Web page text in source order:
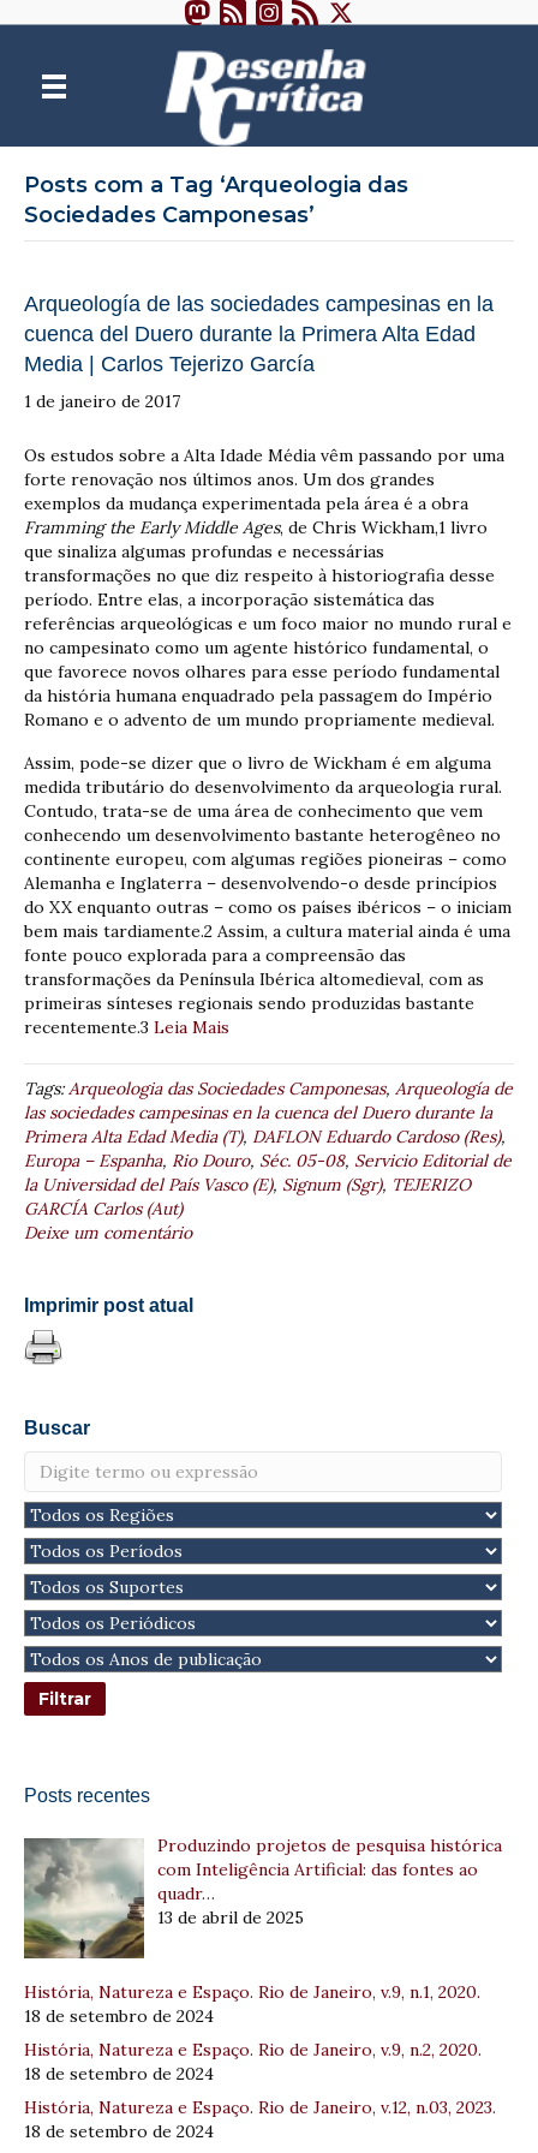
Posts com a Tag ‘Arqueologia das
Sociedades Camponesas’
Arqueología de las sociedades campesinas en la
cuenca del Duero durante la Primera Alta Edad
Media | Carlos Tejerizo García
1 de janeiro de 2017
Os estudos sobre a Alta Idade Média vêm passando por uma
forte renovação nos últimos anos. Um dos grandes
exemplos da mudança experimentada pela área é a obra
Framming the Early Middle Ages, de Chris Wickham,1 livro
que sinaliza algumas profundas e necessárias
transformações no que diz respeito à historiografia desse
período. Entre elas, a incorporação sistemática das
referências arqueológicas e um foco maior no mundo rural e
no campesinato como um agente histórico fundamental, o
que favorece novos olhares para esse período fundamental
da história humana enquadrado pela passagem do Império
Romano e o advento de um mundo propriamente medieval.
Assim, pode-se dizer que o livro de Wickham é em alguma
medida tributário do desenvolvimento da arqueologia rural.
Contudo, trata-se de uma área de conhecimento que vem
conhecendo um desenvolvimento bastante heterogêneo no
continente europeu, com algumas regiões pioneiras – como
Alemanha e Inglaterra – desenvolvendo-o desde princípios
do XX enquanto outras – como os países ibéricos – o iniciam
bem mais tardiamente.2 Assim, a cultura material ainda é uma
fonte pouco explorada para a compreensão das
transformações da Península Ibérica altomedieval, com as
primeiras sínteses regionais sendo produzidas bastante
recentemente.3 Leia Mais
Tags:Arqueologia das Sociedades Camponesas, Arqueología de
las sociedades campesinas en la cuenca del Duero durante la
Primera Alta Edad Media (T), DAFLON Eduardo Cardoso (Res),
Europa – Espanha, Rio Douro, Séc. 05-08, Servicio Editorial de
la Universidad del País Vasco (E), Signum (Sgr), TEJERIZO
GARCÍA Carlos (Aut)
Deixe um comentário
Imprimir post atual
Buscar
Posts recentes
Produzindo projetos de pesquisa histórica
com Inteligência Artificial: das fontes ao
quadr…
13 de abril de 2025
História, Natureza e Espaço. Rio de Janeiro, v.9, n.1, 2020.
18 de setembro de 2024
História, Natureza e Espaço. Rio de Janeiro, v.9, n.2, 2020.
18 de setembro de 2024
História, Natureza e Espaço. Rio de Janeiro, v.12, n.03, 2023.
18 de setembro de 2024